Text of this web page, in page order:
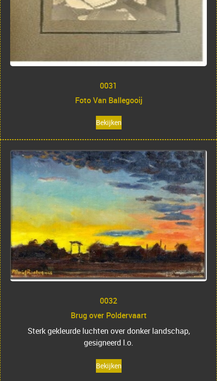
0031
Foto Van Ballegooij
Bekijken
0032
Brug over Poldervaart
Sterk gekleurde luchten over donker landschap,
gesigneerd l.o.
Bekijken